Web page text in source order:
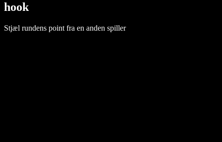
hook
Stjæl rundens point fra en anden spiller